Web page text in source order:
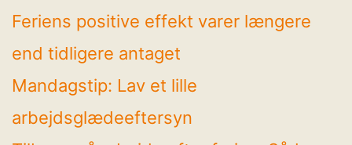
Feriens positive effekt varer længere
end tidligere antaget
Mandagstip: Lav et lille
arbejdsglædeeftersyn